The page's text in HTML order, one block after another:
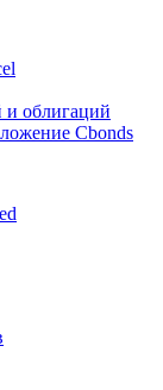
облигаций
Cbonds